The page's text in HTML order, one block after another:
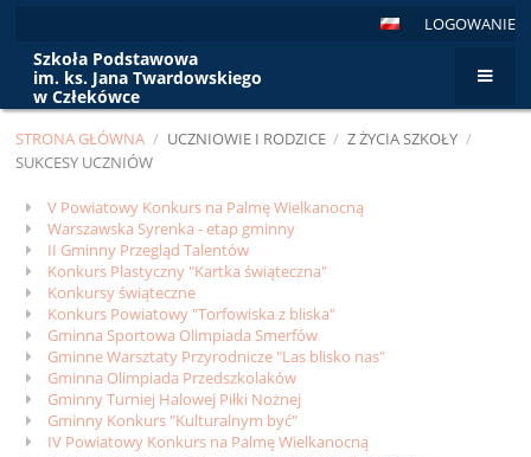
LOGOWANIE
Szkoła Podstawowa
im. ks. Jana Twardowskiego
w Człekówce
STRONA GŁÓWNA / UCZNIOWIE I RODZICE / Z ŻYCIA SZKOŁY /
SUKCESY UCZNIÓW
Sukcesy
uczniów
V Powiatowy Konkurs na Palmę Wielkanocną
Warszawska Syrenka - etap gminny
II Gminny Przegląd Talentów
Konkurs Plastyczny "Kartka świąteczna"
Konkursy świąteczne
Konkurs Powiatowy "Torfowiska z bliska"
Gminna Sportowa Olimpiada Smerfów
Gminne Warsztaty Przyrodnicze "Las blisko nas"
Gminna Olimpiada Przedszkolaków
Gminny Turniej Halowej Piłki Nożnej
Gminny Konkurs "Kulturalnym być"
IV Powiatowy Konkurs na Palmę Wielkanocną